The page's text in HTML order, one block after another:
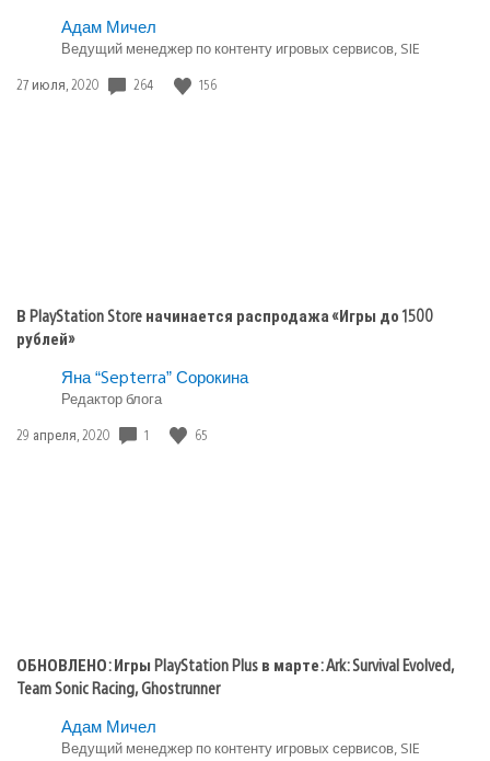
«Безумцы»
Опубликовано
Игры
playstation
Адам Мичел
Ведущий менеджер по контенту игровых сервисов, SIE
Дата
27 июля, 2020 264 156
В PlayStation Store начинается распродажа «Игры до 1500
рублей»
Яна “Septerra” Сорокина
Редактор блога
Дата
29 апреля, 2020 1 65
ОБНОВЛЕНО: Игры PlayStation Plus в марте: Ark: Survival Evolved,
Team Sonic Racing, Ghostrunner
Адам Мичел
Ведущий менеджер по контенту игровых сервисов, SIE